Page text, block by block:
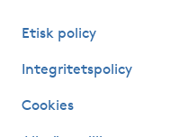
Laserbehandling
Lashlift Keratin
Etisk policy
Integritetspolicy
Cookies